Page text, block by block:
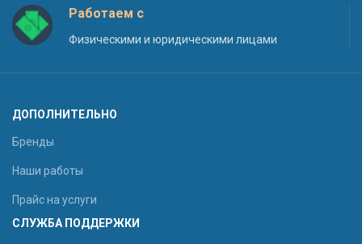
Работаем с
Физическими и юридическими лицами
ДОПОЛНИТЕЛЬНО
Бренды
Наши работы
Прайс на услуги
СЛУЖБА ПОДДЕРЖКИ